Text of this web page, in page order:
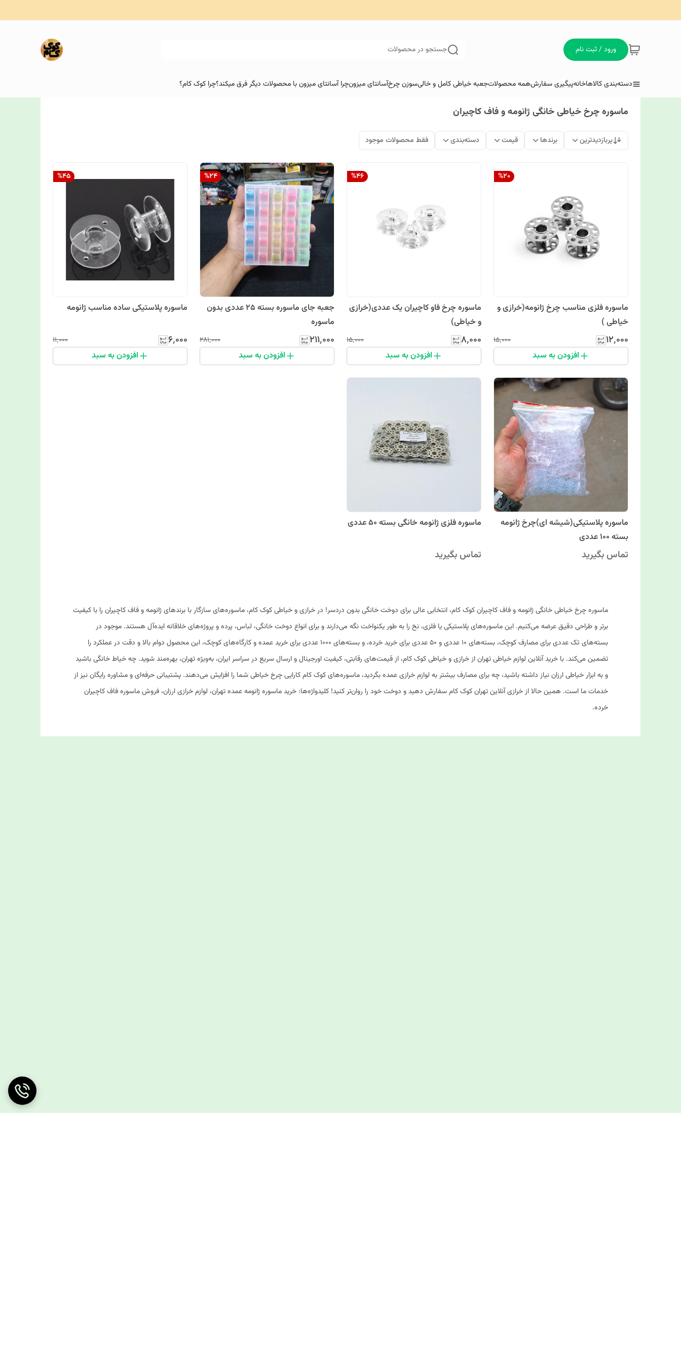
ورود / ثبت نام جستجو در محصولات
دسته‌بندی کالاهاخانهپیگیری سفارشهمه محصولاتجعبه خیاطی کامل و خالیسوزن چرخآسانتای میزونچرا آسانتای میزون با محصولات دیگر فرق میکند؟چرا کوک کام؟
ماسوره چرخ خیاطی خانگی ژانومه و فاف کاچیران
پربازدیدترین برندها قیمت دسته‌بندی فقط محصولات موجود
%20
ماسوره فلزی مناسب چرخ ژانومه(خرازی و
خیاطی )
۱۲٬۰۰۰ ۱۵٬۰۰۰
افزودن به سبد
%46
ماسوره چرخ فاو کاچیران یک عددی(خرازی
و خیاطی)
۸٬۰۰۰ ۱۵٬۰۰۰
افزودن به سبد
%24
جعبه جای ماسوره بسته 25 عددی بدون
ماسوره
۲۱۱٬۰۰۰ ۲۸۱٬۰۰۰
افزودن به سبد
%45
ماسوره پلاستیکی ساده مناسب ژانومه
۶٬۰۰۰ ۱۱٬۰۰۰
افزودن به سبد
ماسوره پلاستیکی(شیشه ای)چرخ ژانومه
بسته 100 عددی
تماس بگیرید
ماسوره فلزی ژانومه خانگی بسته 50 عددی
تماس بگیرید
ماسوره چرخ خیاطی خانگی ژانومه و فاف کاچیران کوک کام، انتخابی عالی برای دوخت خانگی بدون دردسر! در خرازی و خیاطی کوک کام، ماسوره‌های سازگار با برندهای ژانومه و فاف کاچیران را با کیفیت
برتر و طراحی دقیق عرضه می‌کنیم. این ماسوره‌های پلاستیکی یا فلزی، نخ را به طور یکنواخت نگه می‌دارند و برای انواع دوخت خانگی، لباس، پرده و پروژه‌های خلاقانه ایده‌آل هستند. موجود در
بسته‌های تک عددی برای مصارف کوچک، بسته‌های ۱۰ عددی و ۵۰ عددی برای خرید خرده، و بسته‌های ۱۰۰۰ عددی برای خرید عمده و کارگاه‌های کوچک، این محصول دوام بالا و دقت در عملکرد را
تضمین می‌کند. با خرید آنلاین لوازم خیاطی تهران از خرازی و خیاطی کوک کام، از قیمت‌های رقابتی، کیفیت اورجینال و ارسال سریع در سراسر ایران، به‌ویژه تهران، بهره‌مند شوید. چه خیاط خانگی باشید
و به ابزار خیاطی ارزان نیاز داشته باشید، چه برای مصارف بیشتر به لوازم خرازی عمده بگردید، ماسوره‌های کوک کام کارایی چرخ خیاطی شما را افزایش می‌دهند. پشتیبانی حرفه‌ای و مشاوره رایگان نیز از
خدمات ما است. همین حالا از خرازی آنلاین تهران کوک کام سفارش دهید و دوخت خود را روان‌تر کنید! کلیدواژه‌ها: خرید ماسوره ژانومه عمده تهران، لوازم خرازی ارزان، فروش ماسوره فاف کاچیران
خرده.